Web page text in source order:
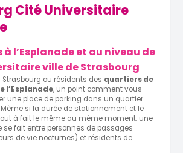
Cité Universitaire
à l’Esplanade et au niveau de
ville de Strasbourg
ou résidents des quartiers de
l’Esplanade, un point comment vous
une place de parking dans un quartier
si la durée de stationnement et le
à fait le même au même moment, une
se fait entre personnes de passages
de vie nocturnes) et résidents de